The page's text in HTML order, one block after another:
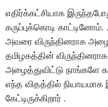
எதிர்க்கட்சியாக
கருப்புக்கொடி
அவரை விருந்தினராக
தமிழகத்தின்
அழைத்துவிட்டு நாங்களே
எந்த விதத்தில்
கேட்டிருக்கிறார் .